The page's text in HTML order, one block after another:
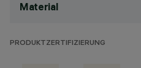
Material
PRODUKTZERTIFIZIERUNG